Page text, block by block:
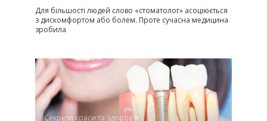
Для більшості людей слово «стоматолог» асоціюється
з дискомфортом або болем. Проте сучасна медицина
зробила
Секрети краси та здоров'я